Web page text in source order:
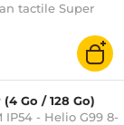
tactile Super
- 128 Go -
- Android 15
Go / 128 Go)
IP54 - Helio G99 8-